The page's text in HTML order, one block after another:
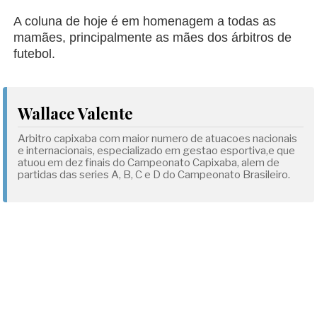
A coluna de hoje é em homenagem a todas as
mamães, principalmente as mães dos árbitros de
futebol.
Wallace Valente
Arbitro capixaba com maior numero de atuacoes nacionais
e internacionais, especializado em gestao esportiva,e que
atuou em dez finais do Campeonato Capixaba, alem de
partidas das series A, B, C e D do Campeonato Brasileiro.